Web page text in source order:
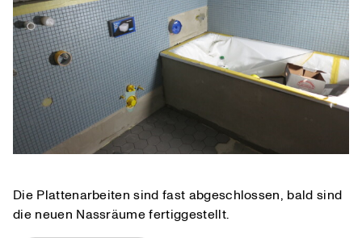
Die Plattenarbeiten sind fast abgeschlossen, bald sind
die neuen Nassräume fertiggestellt.